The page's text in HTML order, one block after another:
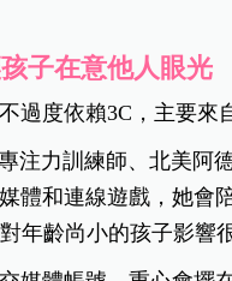
子在意他人眼光
過度依賴3C，主要來
注力訓練師、北美阿
體和連線遊戲，她會
年齡尚小的孩子影響